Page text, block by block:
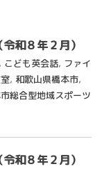
和８年２月）
, こども英会話, ファイ
, 和歌山県橋本市,
総合型地域スポーツ
和８年２月）